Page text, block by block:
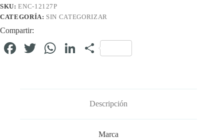
SKU:ENC-12127P
CATEGORÍA: SIN CATEGORIZAR
Compartir:
Fa T
W
Li
In
C
pa
rti
r
Descripción
Marca